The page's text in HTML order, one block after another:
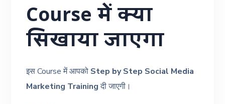
Course में क्या
सिखाया जाएगा
इस Course में आपको Step by Step Social Media
Marketing Trainingदी जाएगी।